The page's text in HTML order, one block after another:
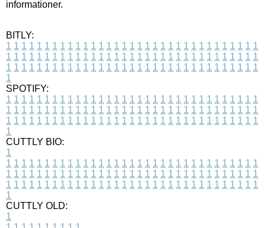
informationer.
BITLY:
1 1 1 1 1 1 1 1 1 1 1 1 1 1 1 1 1 1 1 1 1 1 1 1 1 1 1 1 1 1 1 1 1
1 1 1 1 1 1 1 1 1 1 1 1 1 1 1 1 1 1 1 1 1 1 1 1 1 1 1 1 1 1 1 1 1
1 1 1 1 1 1 1 1 1 1 1 1 1 1 1 1 1 1 1 1 1 1 1 1 1 1 1 1 1 1 1 1 1
1
SPOTIFY:
1 1 1 1 1 1 1 1 1 1 1 1 1 1 1 1 1 1 1 1 1 1 1 1 1 1 1 1 1 1 1 1 1
1 1 1 1 1 1 1 1 1 1 1 1 1 1 1 1 1 1 1 1 1 1 1 1 1 1 1 1 1 1 1 1 1
1 1 1 1 1 1 1 1 1 1 1 1 1 1 1 1 1 1 1 1 1 1 1 1 1 1 1 1 1 1 1 1 1
1
CUTTLY BIO:
1
1 1 1 1 1 1 1 1 1 1 1 1 1 1 1 1 1 1 1 1 1 1 1 1 1 1 1 1 1 1 1 1 1
1 1 1 1 1 1 1 1 1 1 1 1 1 1 1 1 1 1 1 1 1 1 1 1 1 1 1 1 1 1 1 1 1
1 1 1 1 1 1 1 1 1 1 1 1 1 1 1 1 1 1 1 1 1 1 1 1 1 1 1 1 1 1 1 1 1
1
CUTTLY OLD:
1